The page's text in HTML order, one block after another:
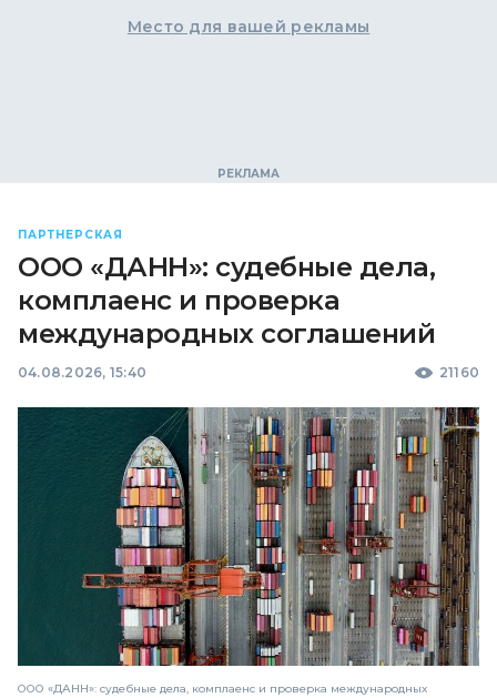
Место для вашей рекламы
ПАРТНЕРСКАЯ
ООО «ДАНН»: судебные дела,
комплаенс и проверка
международных соглашений
04.08.2026, 15:40 21160
ООО «ДАНН»: судебные дела, комплаенс и проверка международных